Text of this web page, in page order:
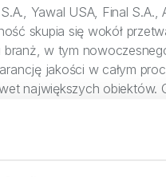
Yawal USA, Final S.A.,
skupia się wokół
w tym
jakości w całym
największych obiektów.
lat niezmiennie są
UN Global
jest